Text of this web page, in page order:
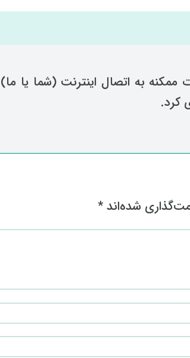
ممکنه به اتصال اینترنت (شما یا ما)
کرد.
شده‌اند*